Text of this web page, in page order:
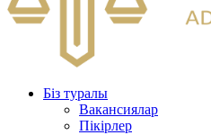
Біз туралы
Вакансиялар
Пікірлер